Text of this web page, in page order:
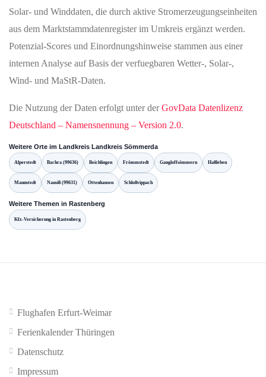
Solar- und Winddaten, die durch aktive Stromerzeugungseinheiten
aus dem Marktstammdatenregister im Umkreis ergänzt werden.
Potenzial-Scores und Einordnungshinweise stammen aus einer
internen Analyse auf Basis der verfuegbaren Wetter-, Solar-,
Wind- und MaStR-Daten.
Die Nutzung der Daten erfolgt unter derGovData Datenlizenz
Deutschland – Namensnennung – Version 2.0.
Weitere Orte im Landkreis Landkreis Sömmerda
Alperstedt Bachra (99636) Beichlingen Frömmstedt Gangloffsömmern Haßleben
Mannstedt Nausiß (99631) Ottenhausen Schloßvippach
Weitere Themen in Rastenberg
Kfz-Versicherung in Rastenberg
Flughafen Erfurt-Weimar
Ferienkalender Thüringen
Datenschutz
Impressum